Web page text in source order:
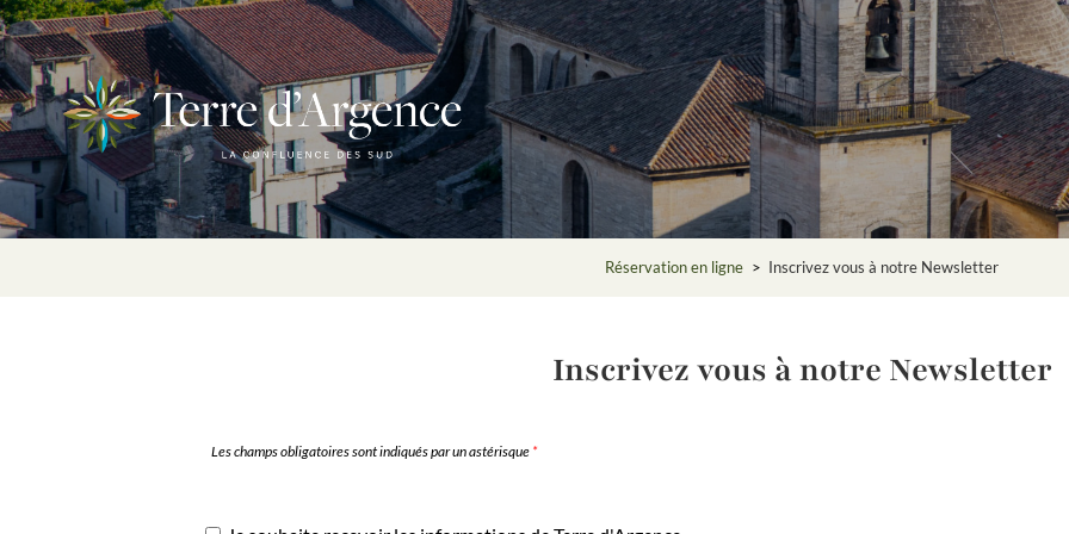
Réservation en ligne > Inscrivez vous à notre Newsletter
Inscrivez vous à notre Newsletter
Les champs obligatoires sont indiqués par un astérisque *